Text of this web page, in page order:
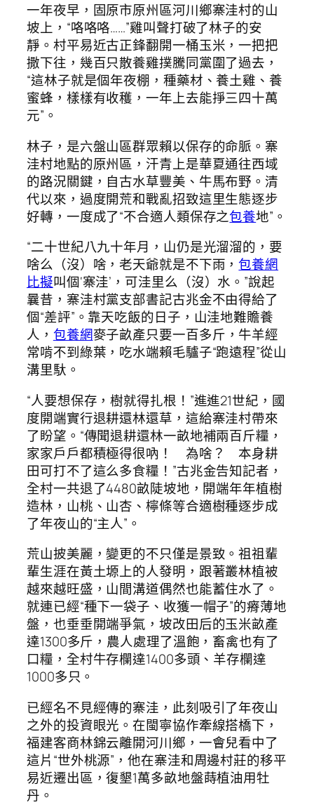
一年夜早，固原市原州區河川鄉寨洼村的山
坡上，“咯咯咯……”雞叫聲打破了林子的安
靜。村平易近古正鋒翻開一桶玉米，一把把
撒下往，幾百只散養雞撲騰同黨圍了過去，
“這林子就是個年夜棚，種藥材、養土雞、養
蜜蜂，樣樣有收穫，一年上去能掙三四十萬
元”。
林子，是六盤山區群眾賴以保存的命脈。寨
洼村地點的原州區，汗青上是華夏通往西域
的路況關鍵，自古水草豐美、牛馬布野。清
代以來，過度開荒和戰亂招致這里生態逐步
好轉，一度成了“不合適人類保存之包養地”。
“二十世紀八九十年月，山仍是光溜溜的，要
啥么（沒）啥，老天爺就是不下雨，包養網
比擬叫個‘寨洼’，可洼里么（沒）水。”說起
曩昔，寨洼村黨支部書記古兆金不由得給了
個“差評”。靠天吃飯的日子，山洼地難贍養
人， 包養網麥子畝產只要一百多斤，牛羊經
常啃不到綠葉，吃水端賴毛驢子“跑遠程”從山
溝里馱。
“人要想保存，樹就得扎根！”進進21世紀，國
度開端實行退耕還林還草，這給寨洼村帶來
了盼望。“傳聞退耕還林一畝地補兩百斤糧，
家家戶戶都積極得很吶！ 為啥？ 本身耕
田可打不了這么多食糧！”古兆金告知記者，
全村一共退了4480畝陡坡地，開端年年植樹
造林，山桃、山杏、檸條等合適樹種逐步成
了年夜山的“主人”。
荒山披美麗，變更的不只僅是景致。祖祖輩
輩生涯在黃土塬上的人發明，跟著叢林植被
越來越旺盛，山間溝道偶然也能蓄住水了。
就連已經“種下一袋子、收獲一帽子”的瘠薄地
盤，也垂垂開端爭氣，坡改田后的玉米畝產
達1300多斤，農人處理了溫飽，畜禽也有了
口糧，全村牛存欄達1400多頭、羊存欄達
1000多只。
已經名不見經傳的寨洼，此刻吸引了年夜山
之外的投資眼光。在閩寧協作牽線搭橋下，
福建客商林錦云離開河川鄉，一會兒看中了
這片“世外桃源”，他在寨洼和周邊村莊的移平
易近遷出區，復墾1萬多畝地盤蒔植油用牡
丹。